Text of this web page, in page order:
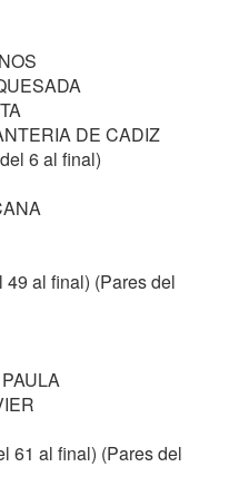
DE CADIZ
6 al final)
49 al final) (Pares del
61 al final) (Pares del